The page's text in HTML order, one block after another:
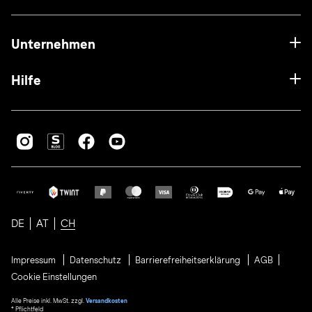
Unternehmen
Hilfe
DE AT CH
Impressum Datenschutz Barrierefreiheitserklärung
AGB
Cookie Einstellungen
Alle Preise inkl. MwSt. zzgl. Versandkosten
* Pflichtfeld